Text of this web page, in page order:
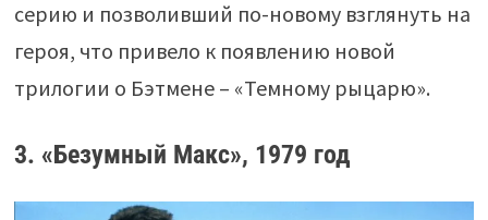
серию и позволивший по-новому взглянуть на
героя, что привело к появлению новой
трилогии о Бэтмене – «Темному рыцарю».
3. «Безумный Макс», 1979 год